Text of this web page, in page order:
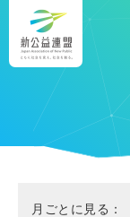
月ごとに見る：